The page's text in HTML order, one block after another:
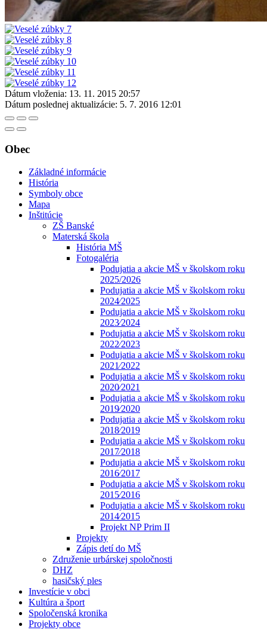
Dátum vloženia: 13. 11. 2015 20:57
Dátum poslednej aktualizácie: 5. 7. 2016 12:01
Obec
Základné informácie
História
Symboly obce
Mapa
Inštitúcie
ZŠ Banské
Materská škola
História MŠ
Fotogaléria
Podujatia a akcie MŠ v školskom roku
2025/2026
Podujatia a akcie MŠ v školskom roku
2024⁄2025
Podujatia a akcie MŠ v školskom roku
2023⁄2024
Podujatia a akcie MŠ v školskom roku
2022⁄2023
Podujatia a akcie MŠ v školskom roku
2021⁄2022
Podujatia a akcie MŠ v školskom roku
2020⁄2021
Podujatia a akcie MŠ v školskom roku
2019⁄2020
Podujatia a akcie MŠ v školskom roku
2018⁄2019
Podujatia a akcie MŠ v školskom roku
2017⁄2018
Podujatia a akcie MŠ v školskom roku
2016⁄2017
Podujatia a akcie MŠ v školskom roku
2015⁄2016
Podujatia a akcie MŠ v školskom roku
2014⁄2015
Projekt NP Prim II
Projekty
Zápis detí do MŠ
Združenie urbárskej spoločnosti
DHZ
hasičský ples
Investície v obci
Kultúra a šport
Spoločenská kronika
Projekty obce